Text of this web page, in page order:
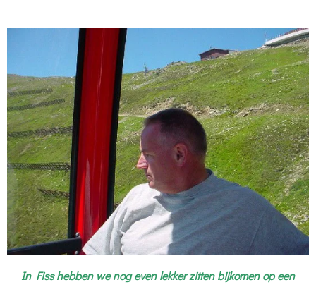
In Fiss hebben we nog even lekker zitten bijkomen op een